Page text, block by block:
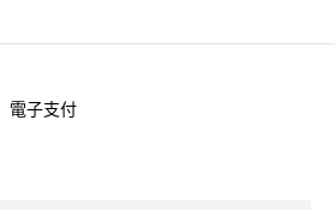
電子支付